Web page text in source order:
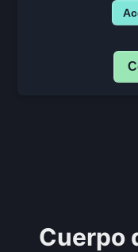
Cuerpo